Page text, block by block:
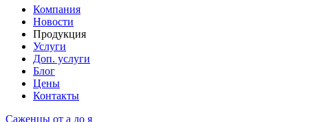
Компания
Новости
Продукция
Услуги
Доп. услуги
Блог
Цены
Контакты
Саженцы от а до я